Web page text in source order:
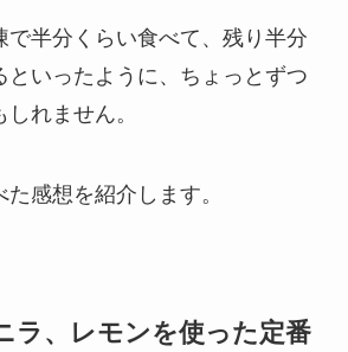
で半分くらい食べて、残り半分
といったように、ちょっとずつ
れません。
感想を紹介します。
ラ、レモンを使った定番